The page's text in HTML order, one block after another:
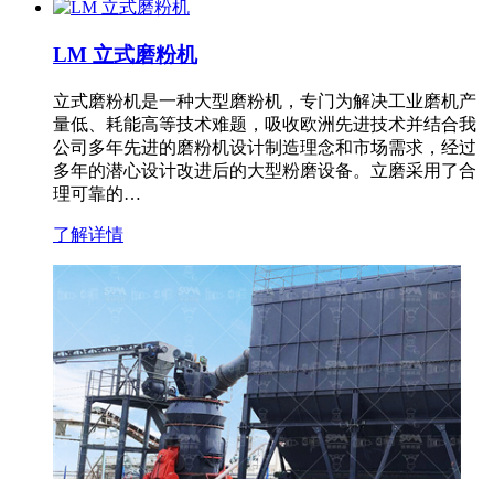
LM 立式磨粉机
立式磨粉机是一种大型磨粉机，专门为解决工业磨机产
量低、耗能高等技术难题，吸收欧洲先进技术并结合我
公司多年先进的磨粉机设计制造理念和市场需求，经过
多年的潜心设计改进后的大型粉磨设备。立磨采用了合
理可靠的…
了解详情